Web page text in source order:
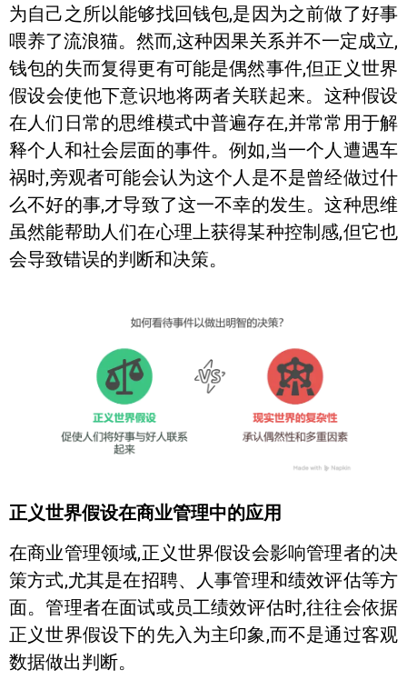
为自己之所以能够找回钱包,是因为之前做了好事
喂养了流浪猫。然而,这种因果关系并不一定成立,
钱包的失而复得更有可能是偶然事件,但正义世界
假设会使他下意识地将两者关联起来。这种假设
在人们日常的思维模式中普遍存在,并常常用于解
释个人和社会层面的事件。例如,当一个人遭遇车
祸时,旁观者可能会认为这个人是不是曾经做过什
么不好的事,才导致了这一不幸的发生。这种思维
虽然能帮助人们在心理上获得某种控制感,但它也
会导致错误的判断和决策。
正义世界假设在商业管理中的应用
在商业管理领域,正义世界假设会影响管理者的决
策方式,尤其是在招聘、人事管理和绩效评估等方
面。管理者在面试或员工绩效评估时,往往会依据
正义世界假设下的先入为主印象,而不是通过客观
数据做出判断。